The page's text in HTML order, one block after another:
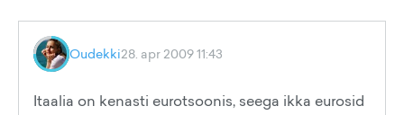
Oudekki28. apr 2009 11:43
Itaalia on kenasti eurotsoonis, seega ikka eurosid